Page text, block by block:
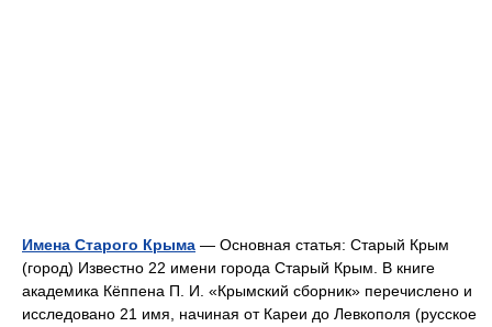
Имена Старого Крыма — Основная статья: Старый Крым
(город) Известно 22 имени города Старый Крым. В книге
академика Кёппена П. И. «Крымский сборник» перечислено и
исследовано 21 имя, начиная от Кареи до Левкополя (русское